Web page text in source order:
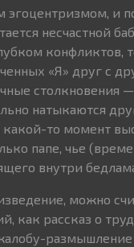
эгоцентризмом, и
несчастной
конфликтов,
«Я» друг с
столкновения
натыкаются
то момент
папе, чье
внутри
можно
как рассказ о